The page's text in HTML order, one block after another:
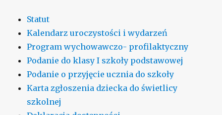
Statut
Kalendarz uroczystości i wydarzeń
Program wychowawczo- profilaktyczny
Podanie do klasy I szkoły podstawowej
Podanie o przyjęcie ucznia do szkoły
Karta zgłoszenia dziecka do świetlicy
szkolnej